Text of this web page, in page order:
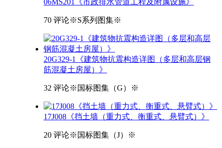
06MS201《市政排水管道工程及附属设施》
70 评论※S系列图集※
20G329-1《建筑物抗震构造详图（多层和高层钢
筋混凝土房屋）》
32 评论※国标图集（G）※
17J008《挡土墙（重力式、衡重式、悬臂式）》
20 评论※国标图集（J）※